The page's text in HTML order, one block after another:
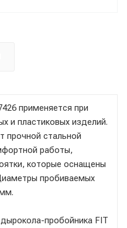
применяется при
и пластиковых изделий.
прочной стальной
работы,
которые оснащены
пробиваемых
дырокола-пробойника FIT